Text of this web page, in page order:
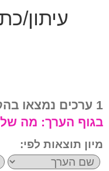
עיתון/
1 ערכים נמצאו בהקשר לנושא:
בגוף הערך: מה
מיון תוצאות לפי: